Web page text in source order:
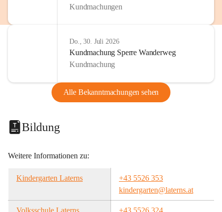
Kundmachungen
Do., 30. Juli 2026
Kundmachung Sperre Wanderweg
Kundmachung
Alle Bekanntmachungen sehen
Bildung
Weitere Informationen zu:
Kindergarten Laterns
+43 5526 353
kindergarten@laterns.at
Volksschule Laterns
+43 5526 324